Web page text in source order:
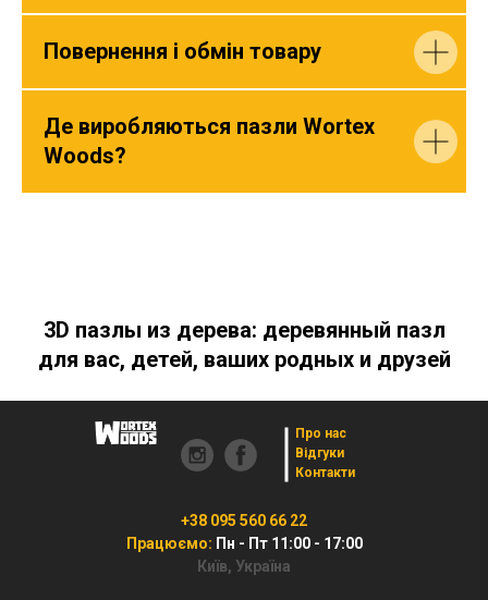
Повернення і обмін товару
Де виробляються пазли Wortex
Woods?
3D пазлы из дерева: деревянный пазл
для вас, детей, ваших родных и друзей
+38 095 560 66 22
Працюємо: Пн - Пт 11:00 - 17:00
Київ, Україна
Про нас
Відгуки
Контакти